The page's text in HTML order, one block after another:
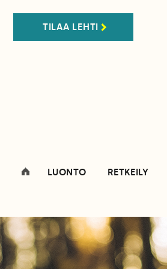
TILAA LEHTI
LUONTO RETKEILY